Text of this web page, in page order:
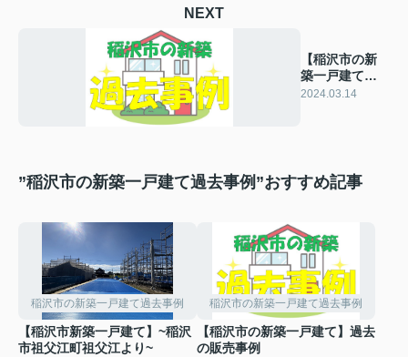
NEXT
【稲沢市の新
築一戸建て】
過去の販売事
2024.03.14
”稲沢市の新築一戸建て過去事例”おすすめ記事
稲沢市の新築一戸建て過去事例
【稲沢市新築一戸建て】~稲沢
市祖父江町祖父江より~
稲沢市の新築一戸建て過去事例
【稲沢市の新築一戸建て】過去
の販売事例